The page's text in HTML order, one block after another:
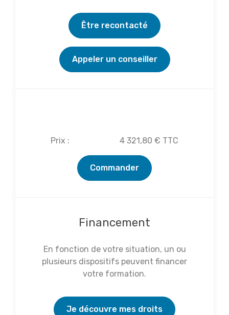
Être recontacté
Appeler un conseiller
Prix : 4 321,80 € TTC
Commander
Financement
En fonction de votre situation, un ou
plusieurs dispositifs peuvent financer
votre formation.
Je découvre mes droits